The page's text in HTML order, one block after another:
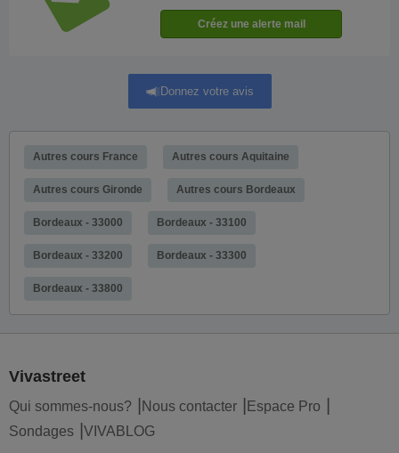
Donnez votre avis
Autres cours France Autres cours Aquitaine
Autres cours Gironde Autres cours Bordeaux
Bordeaux - 33000 Bordeaux - 33100
Bordeaux - 33200 Bordeaux - 33300
Bordeaux - 33800
Vivastreet
Qui sommes-nous? Nous contacter
Espace Pro
Sondages
VIVABLOG